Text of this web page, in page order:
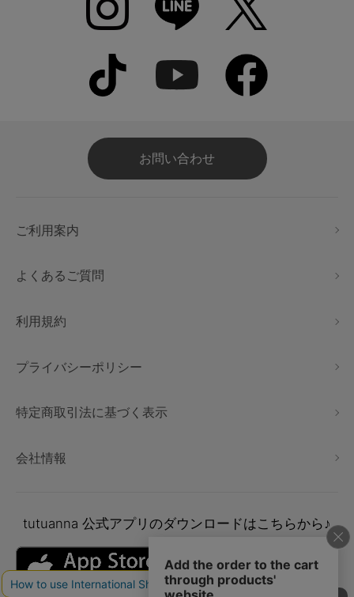
お問い合わせ
ご利用案内
よくあるご質問
利用規約
プライバシーポリシー
特定商取引法に基づく表示
会社情報
tutuanna 公式アプリのダウンロードはこちらから♪